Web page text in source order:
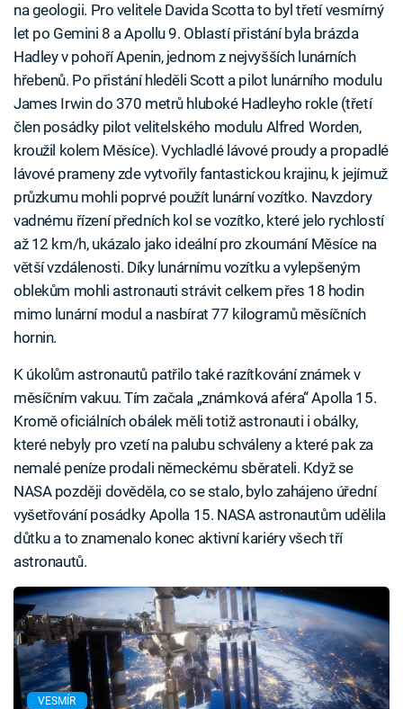
na geologii. Pro velitele Davida Scotta to byl třetí vesmírný
let po Gemini 8 a Apollu 9. Oblastí přistání byla brázda
Hadley v pohoří Apenin, jednom z nejvyšších lunárních
hřebenů. Po přistání hleděli Scott a pilot lunárního modulu
James Irwin do 370 metrů hluboké Hadleyho rokle (třetí
člen posádky pilot velitelského modulu Alfred Worden,
kroužil kolem Měsíce). Vychladlé lávové proudy a propadlé
lávové prameny zde vytvořily fantastickou krajinu, k jejímuž
průzkumu mohli poprvé použít lunární vozítko. Navzdory
vadnému řízení předních kol se vozítko, které jelo rychlostí
až 12 km/h, ukázalo jako ideální pro zkoumání Měsíce na
větší vzdálenosti. Díky lunárnímu vozítku a vylepšeným
oblekům mohli astronauti strávit celkem přes 18 hodin
mimo lunární modul a nasbírat 77 kilogramů měsíčních
hornin.
K úkolům astronautů patřilo také razítkování známek v
měsíčním vakuu. Tím začala „známková aféra“ Apolla 15.
Kromě oficiálních obálek měli totiž astronauti i obálky,
které nebyly pro vzetí na palubu schváleny a které pak za
nemalé peníze prodali německému sběrateli. Když se
NASA později dověděla, co se stalo, bylo zahájeno úřední
vyšetřování posádky Apolla 15. NASA astronautům udělila
důtku a to znamenalo konec aktivní kariéry všech tří
astronautů.
VESMÍR